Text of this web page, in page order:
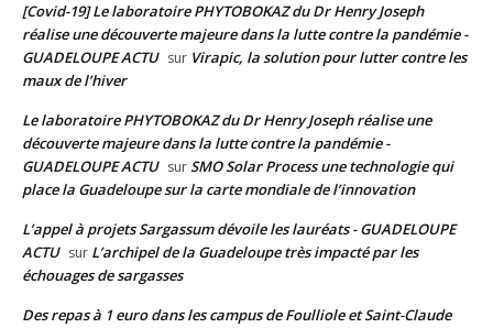
[Covid-19] Le laboratoire PHYTOBOKAZ du Dr Henry Joseph
réalise une découverte majeure dans la lutte contre la pandémie -
GUADELOUPE ACTU sur Virapic, la solution pour lutter contre les
maux de l’hiver
Le laboratoire PHYTOBOKAZ du Dr Henry Joseph réalise une
découverte majeure dans la lutte contre la pandémie -
GUADELOUPE ACTU surSMO Solar Process une technologie qui
place la Guadeloupe sur la carte mondiale de l’innovation
L’appel à projets Sargassum dévoile les lauréats - GUADELOUPE
ACTU sur L’archipel de la Guadeloupe très impacté par les
échouages de sargasses
Des repas à 1 euro dans les campus de Foulliole et Saint-Claude